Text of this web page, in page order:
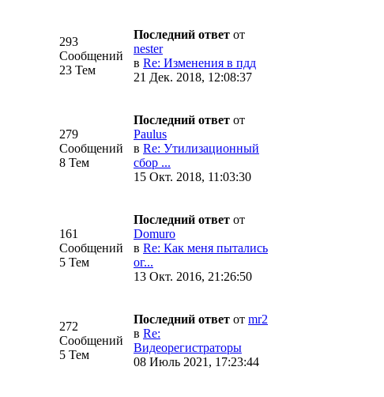
293
Сообщений
23 Тем
Последний ответ от
nester
в Re: Изменения в пдд
21 Дек. 2018, 12:08:37
279
Сообщений
8 Тем
Последний ответ от
Paulus
в Re: Утилизационный
сбор ...
15 Окт. 2018, 11:03:30
161
Сообщений
5 Тем
Последний ответ от
Domuro
в Re: Как меня пытались
ог...
13 Окт. 2016, 21:26:50
272
Сообщений
5 Тем
Последний ответ от mr2
в Re:
Видеорегистраторы
08 Июль 2021, 17:23:44